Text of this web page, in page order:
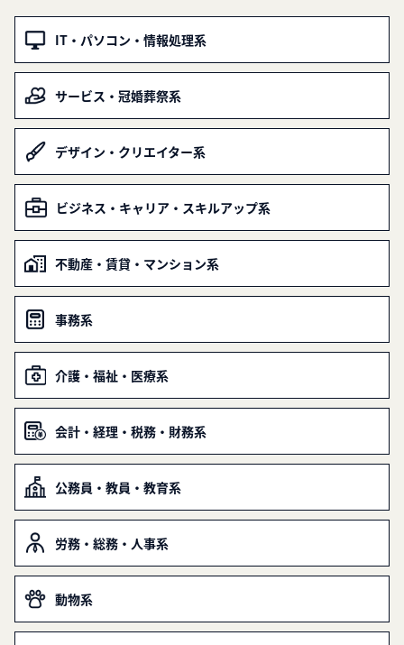
IT・パソコン・情報処理系
サービス・冠婚葬祭系
デザイン・クリエイター系
ビジネス・キャリア・スキルアップ系
不動産・賃貸・マンション系
事務系
介護・福祉・医療系
会計・経理・税務・財務系
公務員・教員・教育系
労務・総務・人事系
動物系